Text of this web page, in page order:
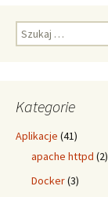
Szukaj:
Kategorie
Aplikacje (41)
apache httpd (2)
Docker(3)